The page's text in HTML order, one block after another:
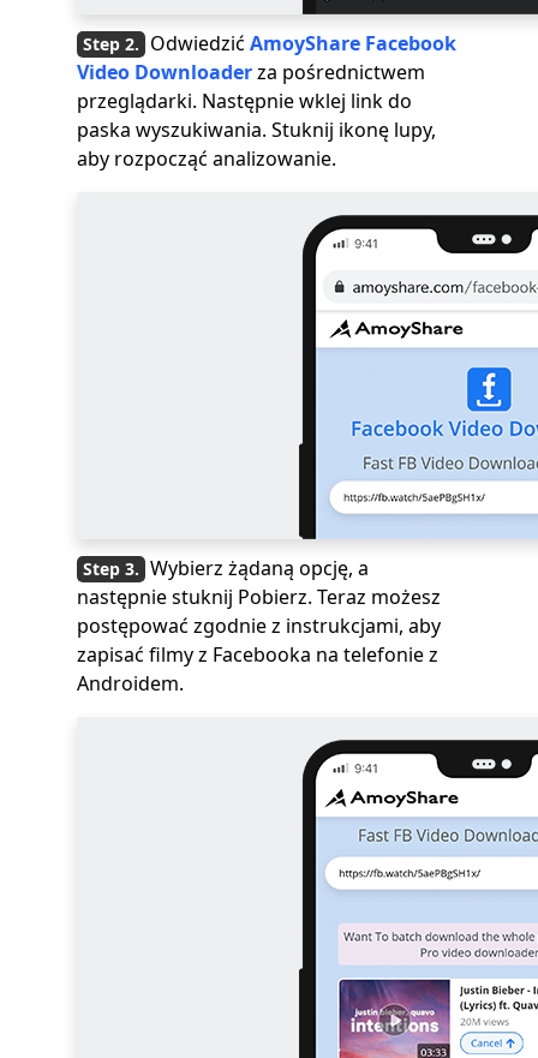
Odwiedzić AmoyShare Facebook
Video Downloaderza pośrednictwem
przeglądarki. Następnie wklej link do
paska wyszukiwania. Stuknij ikonę lupy,
aby rozpocząć analizowanie.
Wybierz żądaną opcję, a
następnie stuknij Pobierz. Teraz możesz
postępować zgodnie z instrukcjami, aby
zapisać filmy z Facebooka na telefonie z
Androidem.